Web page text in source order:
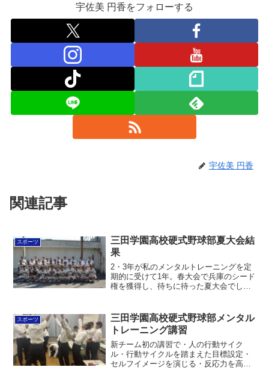
宇佐美 円香をフォローする
宇佐美 円香
関連記事
スポーツ
三田学園高校硬式野球部夏大会結
果
2・3年が私のメンタルトレーニングを定
期的に受けて1年。春大会で兵庫のシード
権を獲得し、待ちに待った夏大会でし
り強く戦ってくれました。ベスト8がけの
試合も、あと一...
スポーツ
三田学園高校硬式野球部メンタル
トレーニング講習
新チーム初の講習で・人の行動サイク
ル・行動サイクルを踏まえた目標設定・
セルフイメージを演じる・反応力を高め